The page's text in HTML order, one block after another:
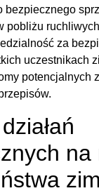
bezpiecznego
pobliżu
za
uczestnikach
potencjalnych
na